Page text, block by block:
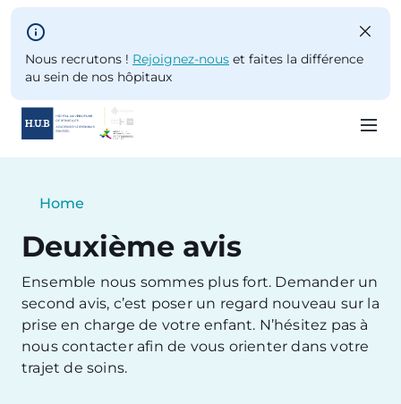
Skip to main content
Nous recrutons ! Rejoignez-nous et faites la différence
au sein de nos hôpitaux
content
Breadcrumb
Home
Deuxième avis
Ensemble nous sommes plus fort. Demander un
second avis, c’est poser un regard nouveau sur la
prise en charge de votre enfant. N’hésitez pas à
nous contacter afin de vous orienter dans votre
trajet de soins.